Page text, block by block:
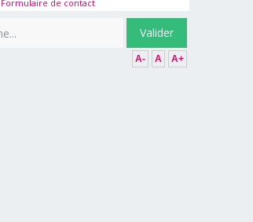
Valider
A- A A+
Formulaire de contact